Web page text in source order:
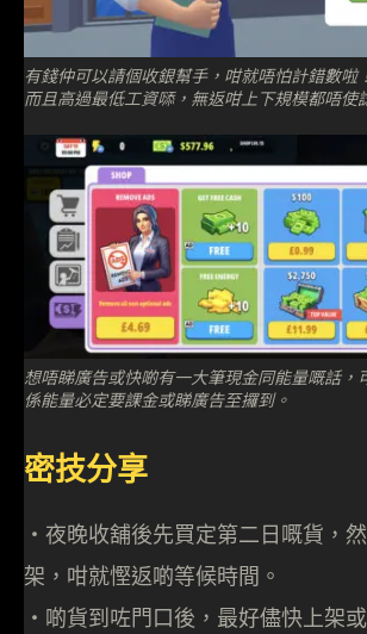
有錢仲可以請個收銀幫手，咁就唔怕計錯數啦
而且高過最低工資𠻹，無返咁上下規模都唔使
想唔睇廣告或快啲有一大筆現金同能量嘅話，
係能量必定要課金或睇廣告至攞到。
密技分享
・夜晚收舖後先買定第二日嘅貨，
架，咁就慳返啲等候時間。
・啲貨到咗門口後，最好儘快上架